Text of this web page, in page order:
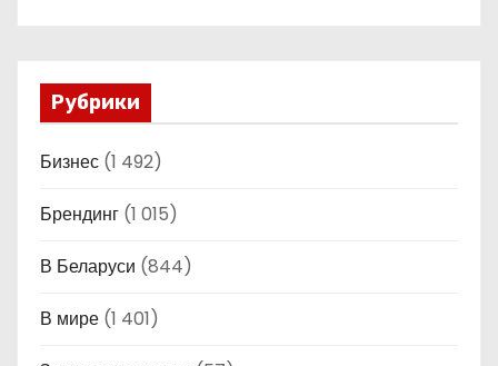
Рубрики
Бизнес (1 492)
Брендинг (1 015)
В Беларуси (844)
В мире (1 401)